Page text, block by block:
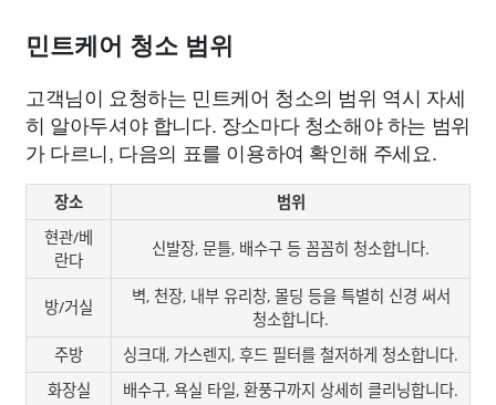
민트케어 청소 범위
고객님이 요청하는 민트케어 청소의 범위 역시 자세
히 알아두셔야 합니다. 장소마다 청소해야 하는 범위
가 다르니, 다음의 표를 이용하여 확인해 주세요.
장소
범위
현관/베
란다
신발장, 문틀, 배수구 등 꼼꼼히 청소합니다.
방/거실
벽, 천장, 내부 유리창, 몰딩 등을 특별히 신경 써서
청소합니다.
주방
싱크대, 가스렌지, 후드 필터를 철저하게 청소합니다.
화장실
배수구, 욕실 타일, 환풍구까지 상세히 클리닝합니다.